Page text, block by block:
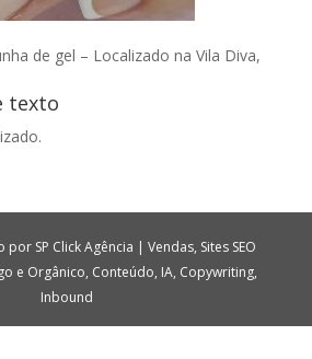
de gel – Localizado na Vila Diva,
texto
SP Click Agência | Vendas, Sites SEO
e Orgânico, Conteúdo, IA, Copywriting,
Inbound